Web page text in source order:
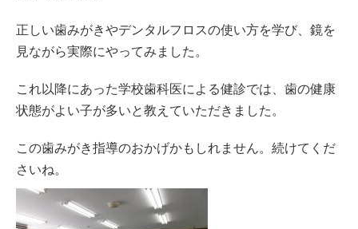
正しい歯みがきやデンタルフロスの使い方を学び、鏡を
見ながら実際にやってみました。
これ以降にあった学校歯科医による健診では、歯の健康
状態がよい子が多いと教えていただきました。
この歯みがき指導のおかげかもしれません。続けてくだ
さいね。